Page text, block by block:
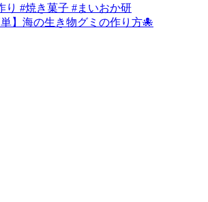
り #焼き菓子 #まいおか研
単】海の生き物グミの作り方🐙